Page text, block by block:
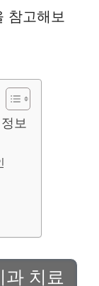
참고해보
보
치료